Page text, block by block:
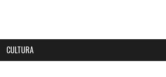
CULTURA